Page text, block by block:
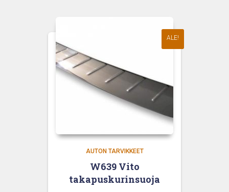
ALE!
AUTON TARVIKKEET
W639 Vito
takapuskurinsuoja